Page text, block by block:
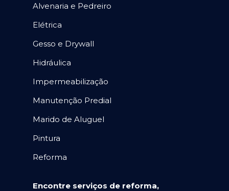
Alvenaria e Pedreiro
Elétrica
Gesso e Drywall
Hidráulica
Impermeabilização
Manutenção Predial
Marido de Aluguel
Pintura
Reforma
Encontre serviços de reforma,